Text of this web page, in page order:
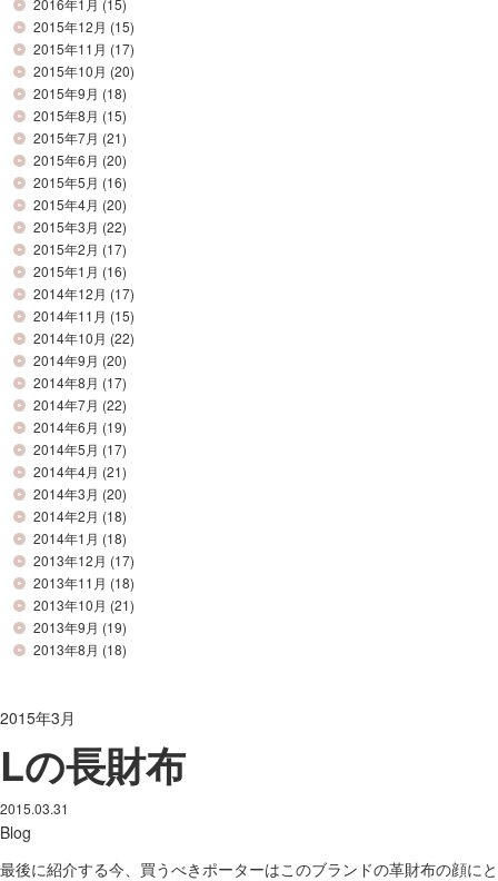
2015年12月 (15)
2015年11月 (17)
2015年10月 (20)
2015年9月 (18)
2015年8月 (15)
2015年7月 (21)
2015年6月 (20)
2015年5月 (16)
2015年4月 (20)
2015年3月 (22)
2015年2月 (17)
2015年1月 (16)
2014年12月 (17)
2014年11月 (15)
2014年10月 (22)
2014年9月 (20)
2014年8月 (17)
2014年7月 (22)
2014年6月 (19)
2014年5月 (17)
2014年4月 (21)
2014年3月 (20)
2014年2月 (18)
2014年1月 (18)
2013年12月 (17)
2013年11月 (18)
2013年10月 (21)
2013年9月 (19)
2013年8月 (18)
2015年3月
Lの長財布
2015.03.31
Blog
最後に紹介する今、買うべきポーターはこのブランドの革財布の顔にと